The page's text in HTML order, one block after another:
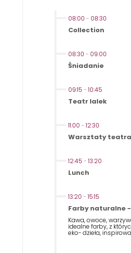
08:00 - 08:30
Collection
08:30 - 09:00
Śniadanie
09:15 - 10:45
Teatr lalek
11:00 - 12:30
Warsztaty
12:45 - 13:20
Lunch
13:20 - 15:15
Farby naturalne
Kawa, owoce,
idealne farby, z
eko- dzieła,